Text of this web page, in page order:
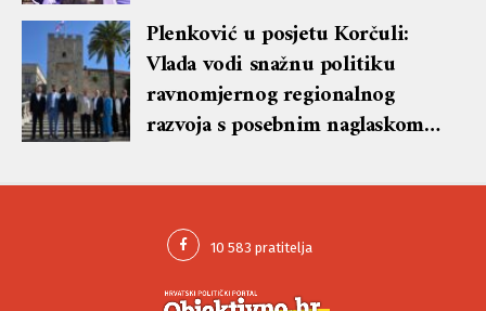
Plenković u posjetu Korčuli:
Vlada vodi snažnu politiku
ravnomjernog regionalnog
razvoja s posebnim naglaskom